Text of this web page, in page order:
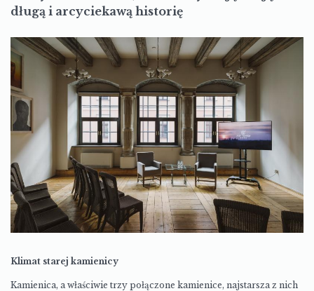
długą i arcyciekawą historię
Klimat starej kamienicy
Kamienica, a właściwie trzy połączone kamienice, najstarsza z nich